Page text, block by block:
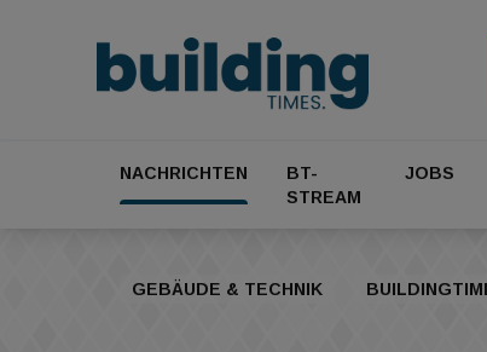
NACHRICHTEN
BT-
STREAM
JOBS
GEBÄUDE & TECHNIK